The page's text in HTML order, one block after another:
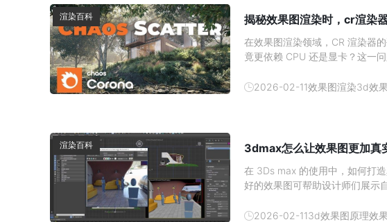
渲染百科 揭秘效果图渲染时，cr渲染
在效果图渲染领域，CR 渲染器
竟更依赖 CPU 还是显卡？这一
加速对于使用 CR 渲染器的设计
2026-02-11效果图渲染3d效
渲染百科 3dmax怎么让效果图更加真
在 3Ds max 的使用中，如何打
好的效果图可帮助设计师们展示
吧。1、 材质与纹理的雕琢材质
2026-02-113d效果图原理效